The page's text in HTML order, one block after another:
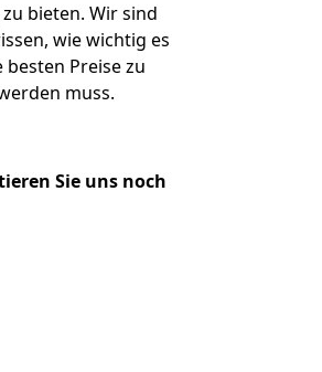
zu bieten. Wir sind
wie wichtig es
Preise zu
muss.
Sie uns noch